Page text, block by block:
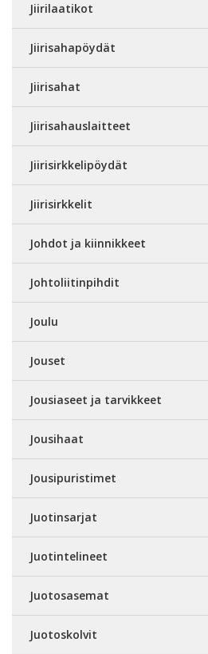
Jiirilaatikot
Jiirisahapöydät
Jiirisahat
Jiirisahauslaitteet
Jiirisirkkelipöydät
Jiirisirkkelit
Johdot ja kiinnikkeet
Johtoliitinpihdit
Joulu
Jouset
Jousiaseet ja tarvikkeet
Jousihaat
Jousipuristimet
Juotinsarjat
Juotintelineet
Juotosasemat
Juotoskolvit